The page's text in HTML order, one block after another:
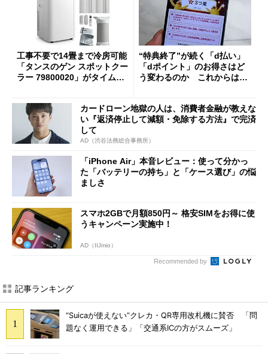
工事不要で14畳まで冷房可能
「タンスのゲン スポットクー
ラー 79800020」がタイムセ
“特典終了”が続く「d払い」
「dポイント」のお得さはど
う変わるのか これからは
カードローン地獄の人は、消費者金融が教えな
い『返済停止して減額・免除する方法』で完済
して
AD（渋谷法務総合事務所）
「iPhone Air」本音レビュー：使って分かっ
た「バッテリーの持ち」と「ケース選び」の悩
ましさ
スマホ2GBで月額850円～ 格安SIMをお得に使
うキャンペーン実施中！
AD（IIJmio）
Recommended by
記事ランキング
“Suicaが使えない”クレカ・QR専用改札機に賛否 「問
題なく運用できる」「交通系ICの方がスムーズ」